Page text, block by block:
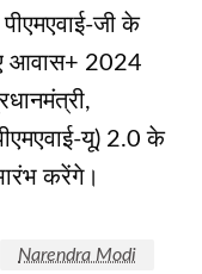
जी के
आवास+ 2024
यू) 2.0 के
करेंगे।
Narendra Modi